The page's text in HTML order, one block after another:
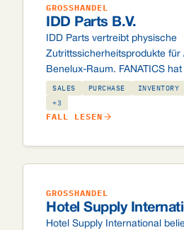
GROSSHANDEL
IDD Parts B.V.
IDD Parts vertreibt physische
Zutrittssicherheitsprodukte für
Benelux-Raum. FANATICS
integrierte Odoo-Umgebung
B2B-Webshop und
Konsolidierungsanbindung an
SALES PURCHASE INVENTORY
+3
FALL LESEN
GROSSHANDEL
Hotel Supply
Hotel Supply International